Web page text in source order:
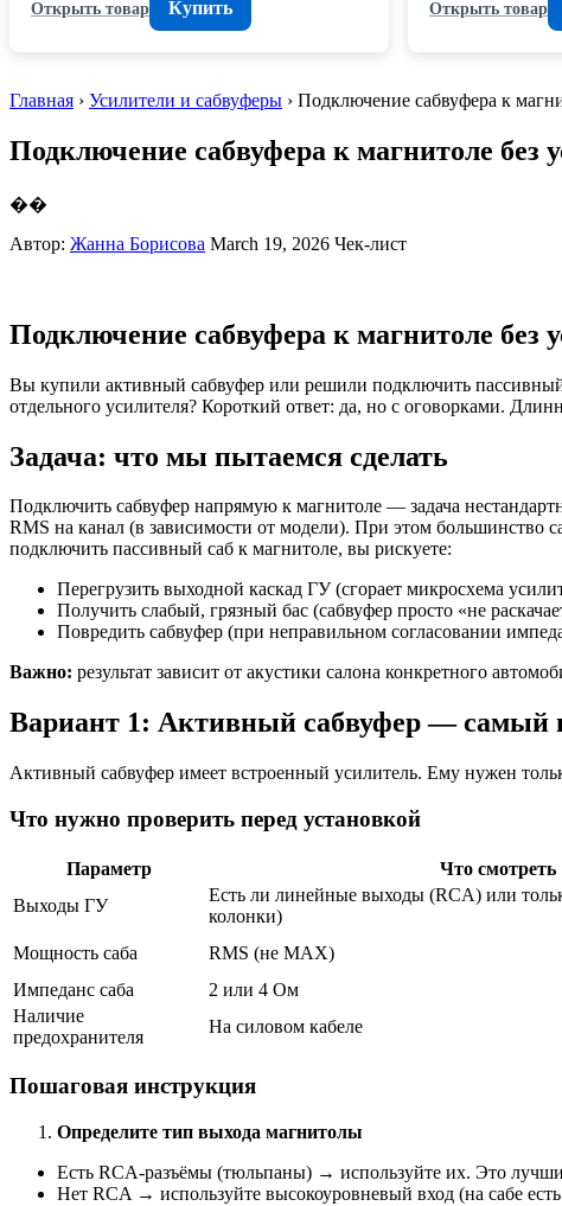
Открыть товар Купить Открыть товар
Главная › Усилители и сабвуферы › Подключение сабвуфера к
Подключение сабвуфера к магнитоле без
��
Автор: Жанна Борисова March 19, 2026 Чек-лист
Подключение сабвуфера к магнитоле без
Вы купили активный сабвуфер или решили подключить
отдельного усилителя? Короткий ответ: да, но с оговорками.
Задача: что мы пытаемся сделать
Подключить сабвуфер напрямую к магнитоле — задача
RMS на канал (в зависимости от модели). При этом большинство
подключить пассивный саб к магнитоле, вы рискуете:
Перегрузить выходной каскад ГУ (сгорает микросхема
Получить слабый, грязный бас (сабвуфер просто «не
Повредить сабвуфер (при неправильном согласовании
Важно: результат зависит от акустики салона конкретного
Вариант 1: Активный сабвуфер — самый
Активный сабвуфер имеет встроенный усилитель. Ему нужен
Что нужно проверить перед установкой
Параметр Что смотреть
Выходы ГУ
Есть ли линейные выходы (RCA) или
колонки)
Мощность саба RMS (не MAX)
Импеданс саба
2 или 4 Ом
Наличие
предохранителя
На силовом кабеле
Пошаговая инструкция
Определите тип выхода магнитолы
Есть RCA-разъёмы (тюльпаны) → используйте их. Это
Нет RCA → используйте высокоуровневый вход (на сабе